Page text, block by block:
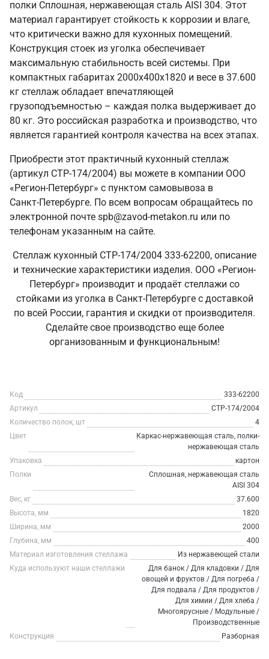
полки Сплошная, нержавеющая сталь AISI 304. Этот
материал гарантирует стойкость к коррозии и влаге,
что критически важно для кухонных помещений.
Конструкция стоек из уголка обеспечивает
максимальную стабильность всей системы. При
компактных габаритах 2000х400х1820 и весе в 37.600
кг стеллаж обладает впечатляющей
грузоподъемностью – каждая полка выдерживает до
80 кг. Это российская разработка и производство, что
является гарантией контроля качества на всех этапах.
Приобрести этот практичный кухонный стеллаж
(артикул СТР-174/2004) вы можете в компании ООО
«Регион-Петербург» с пунктом самовывоза в
Санкт‑Петербурге. По всем вопросам обращайтесь по
электронной почте spb@zavod-metakon.ru или по
телефонам указанным на сайте.
Стеллаж кухонный СТР-174/2004 333-62200, описание
и технические характеристики изделия. ООО «Регион-
Петербург» производит и продаёт стеллажи со
стойками из уголка в Санкт‑Петербурге с доставкой
по всей России, гарантия и скидки от производителя.
Сделайте свое производство еще более
организованным и функциональным!
Код
333-62200
Артикул
СТР-174/2004
Количество полок, шт
4
Цвет
Каркас-нержавеющая сталь, полки-
нержавеющая сталь
Упаковка
картон
Полки
Сплошная, нержавеющая сталь
AISI 304
Вес, кг
37.600
Высота, мм
1820
Ширина, мм
2000
Глубина, мм
400
Материал изготовления стеллажа
Из нержавеющей стали
Куда используют наши стеллажи
Для банок / Для кладовки / Для
овощей и фруктов / Для погреба /
Для подвала / Для продуктов /
Для химии / Для хлеба /
Многоярусные / Модульные /
Производственные
Конструкция
Разборная